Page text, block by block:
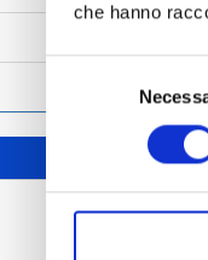
che hanno
Selezione